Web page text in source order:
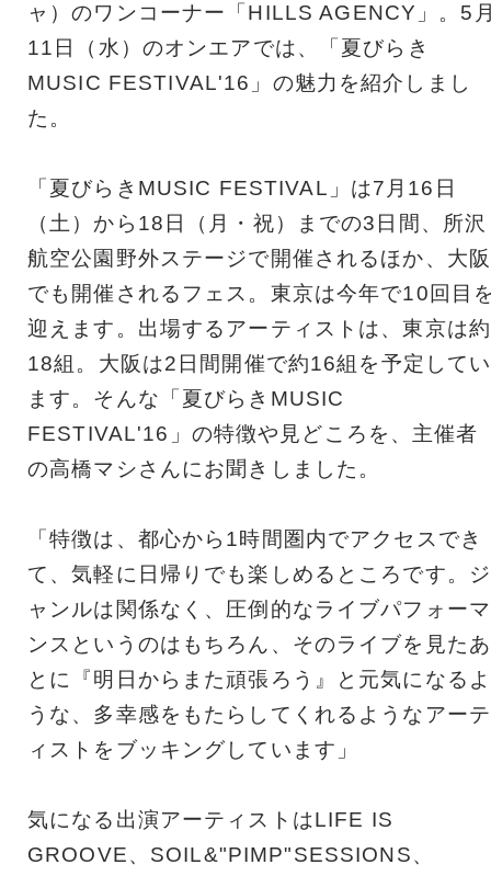
ャ）のワンコーナー「HILLS AGENCY」。5
11日（水）のオンエアでは、「夏びらき
MUSIC FESTIVAL'16」の魅力を紹介しまし
た。
「夏びらきMUSIC FESTIVAL」は7月16日
（土）から18日（月・祝）までの3日間、所沢
航空公園野外ステージで開催されるほか、大阪
でも開催されるフェス。東京は今年で10回目
迎えます。出場するアーティストは、東京は約
18組。大阪は2日間開催で約16組を予定してい
ます。そんな「夏びらきMUSIC
FESTIVAL'16」の特徴や見どころを、主催者
の高橋マシさんにお聞きしました。
「特徴は、都心から1時間圏内でアクセスでき
て、気軽に日帰りでも楽しめるところです。ジ
ャンルは関係なく、圧倒的なライブパフォーマ
ンスというのはもちろん、そのライブを見たあ
とに『明日からまた頑張ろう』と元気になるよ
うな、多幸感をもたらしてくれるようなアーテ
ィストをブッキングしています」
気になる出演アーティストはLIFE IS
GROOVE、SOIL&"PIMP"SESSIONS、